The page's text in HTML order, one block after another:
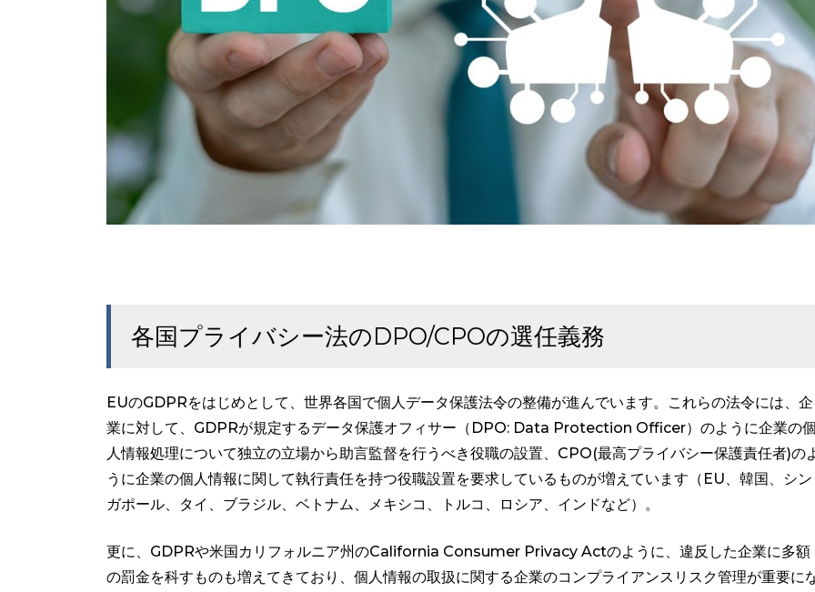
各国プライバシー法のDPO/CPOの選任義務
EUのGDPRをはじめとして、世界各国で個人データ保護法令の整備が進んでいます。これらの法令には、企
業に対して、GDPRが規定するデータ保護オフィサー（DPO: Data Protection Officer）のように企業の
人情報処理について独立の立場から助言監督を行うべき役職の設置、CPO(最高プライバシー保護責任者)の
うに企業の個人情報に関して執行責任を持つ役職設置を要求しているものが増えています（EU、韓国、シン
ガポール、タイ、ブラジル、ベトナム、メキシコ、トルコ、ロシア、インドなど）。
更に、GDPRや米国カリフォルニア州のCalifornia Consumer Privacy Actのように、違反した企業に多額
の罰金を科すものも増えてきており、個人情報の取扱に関する企業のコンプライアンスリスク管理が重要に